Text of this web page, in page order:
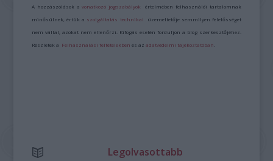
A hozzászólások avonatkozó jogszabályok értelmében felhasználói tartalomnak
minősülnek, értük a szolgáltatás technikai üzemeltetője semmilyen felelősséget
nem vállal, azokat nem ellenőrzi. Kifogás esetén forduljon a blog szerkesztőjéhez.
Részletek a Felhasználási feltételekben és azadatvédelmi tájékoztatóban
Legolvasottabb